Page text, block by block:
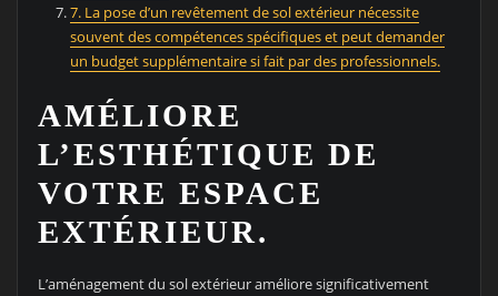
7. La pose d’un revêtement de sol extérieur nécessite
souvent des compétences spécifiques et peut demander
un budget supplémentaire si fait par des professionnels.
AMÉLIORE
L’ESTHÉTIQUE DE
VOTRE ESPACE
EXTÉRIEUR.
L’aménagement du sol extérieur améliore significativement